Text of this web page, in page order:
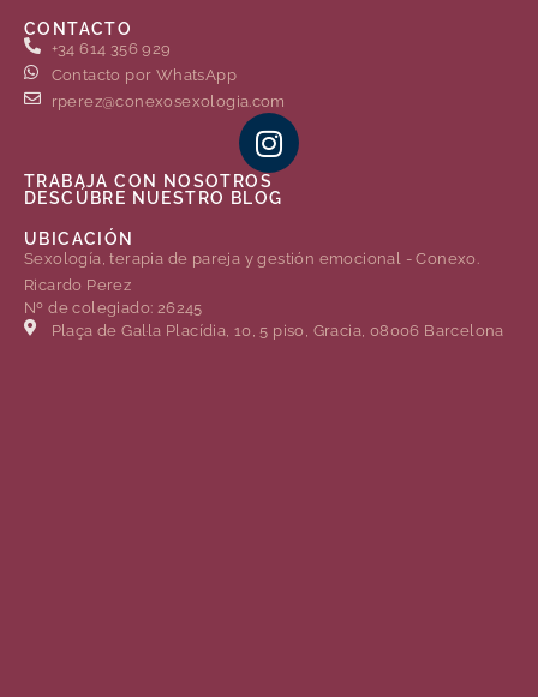
CONTACTO
+34 614 356 929
Contacto por WhatsApp
rperez@conexosexologia.com
TRABAJA CON NOSOTROS
DESCÚBRE NUESTRO BLOG
UBICACIÓN
Sexología, terapia de pareja y gestión emocional - Conexo.
Ricardo Perez
Nº de colegiado: 26245
Plaça de Gal·la Placídia, 10, 5 piso, Gracia, 08006 Barcelona